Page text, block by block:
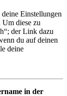
Einstellungen
Um diese zu
der Link dazu
du auf deinen
deine
in der